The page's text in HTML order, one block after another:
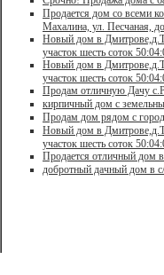
Продается дом со всеми
Махалина, ул. Песчаная,
Новый дом в
участок шесть соток
Новый дом в
участок шесть соток
Продам отличную Дачу
кирпичный дом с
Продам дом рядом с
Новый дом в
участок шесть соток
Продается отличный
добротный дачный дом в